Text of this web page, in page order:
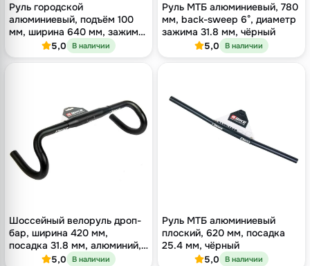
Руль городской
алюминиевый, подъём 100
мм, ширина 640 мм, зажим
25.4 мм, серебристый
5,0 В наличии
Руль МТБ алюминиевый, 780
мм, back-sweep 6°, диаметр
зажима 31.8 мм, чёрный
5,0 В наличии
Шоссейный велоруль дроп-
бар, ширина 420 мм,
посадка 31.8 мм, алюминий,
чёрный
5,0 В наличии
Руль МТБ алюминиевый
плоский, 620 мм, посадка
25.4 мм, чёрный
5,0 В наличии